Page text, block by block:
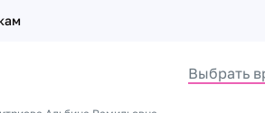
Выбрать